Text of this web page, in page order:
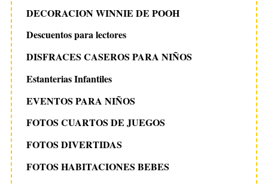
DECORACION WINNIE DE POOH
Descuentos para lectores
DISFRACES CASEROS PARA NIÑOS
Estanterias Infantiles
EVENTOS PARA NIÑOS
FOTOS CUARTOS DE JUEGOS
FOTOS DIVERTIDAS
FOTOS HABITACIONES BEBES